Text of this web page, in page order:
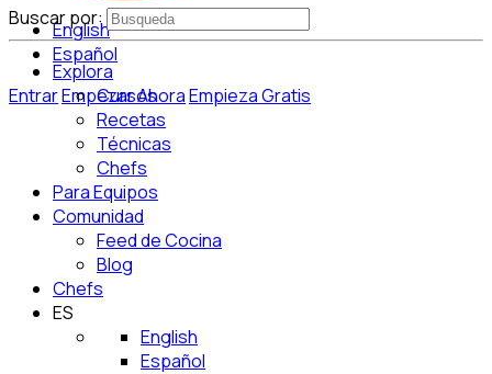
English
Español
EntrarEmpezar AhoraEmpieza Gratis
Buscar por:
Explora
Cursos
Recetas
Técnicas
Chefs
Para Equipos
Comunidad
Feed de Cocina
Blog
Chefs
ES
English
Español